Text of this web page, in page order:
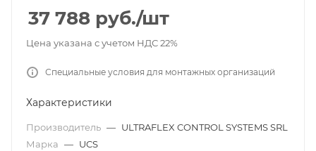
37 788 руб./шт
Цена указана с учетом НДС 22%
Специальные условия для монтажных организаций
Характеристики
Производитель — ULTRAFLEX CONTROL SYSTEMS SRL
Марка — UCS